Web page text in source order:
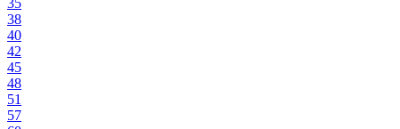
35
38
40
42
45
48
51
57